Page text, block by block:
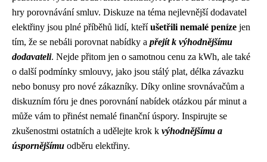
hry porovnávání smluv. Diskuze na téma nejlevnější dodavatel
elektřiny jsou plné příběhů lidí, kteříušetřili nemalé peníze jen
tím, že se nebáli porovnat nabídky a přejít k výhodnějšímu
dodavateli. Nejde přitom jen o samotnou cenu za kWh, ale také
o další podmínky smlouvy, jako jsou stálý plat, délka závazku
nebo bonusy pro nové zákazníky. Díky online srovnávačům a
diskuzním fóru je dnes porovnání nabídek otázkou pár minut a
může vám to přinést nemalé finanční úspory. Inspirujte se
zkušenostmi ostatních a udělejte krok k výhodnějšímu a
úspornějšímu odběru elektřiny.